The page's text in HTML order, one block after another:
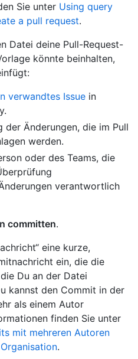
Sie unter Using query
a pull request.
Datei deine Pull-Request-
könnte beinhalten,
verwandtes Issue in
der Änderungen, die im Pull
werden.
oder des Teams, die
verantwortlich
committen.
eine kurze,
ein, die die
Du an der Datei
kannst den Commit in der
als einem Autor
finden Sie unter
mit mehreren Autoren
.